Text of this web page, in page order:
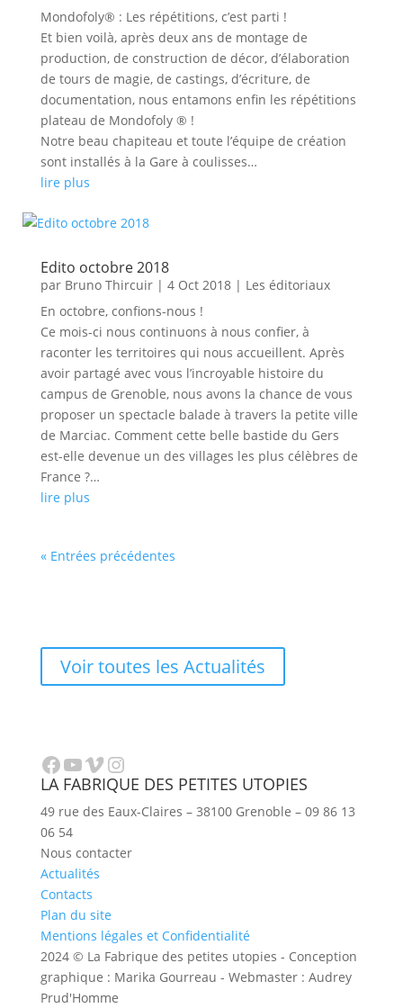
Mondofoly® : Les répétitions, c’est parti !
Et bien voilà, après deux ans de montage de
production, de construction de décor, d’élaboration
de tours de magie, de castings, d’écriture, de
documentation, nous entamons enfin les répétitions
plateau de Mondofoly ® !
Notre beau chapiteau et toute l’équipe de création
sont installés à la Gare à coulisses…
lire plus
Edito octobre 2018
par Bruno Thircuir| 4 Oct 2018| Les éditoriaux
En octobre, confions-nous !
Ce mois-ci nous continuons à nous confier, à
raconter les territoires qui nous accueillent. Après
avoir partagé avec vous l’incroyable histoire du
campus de Grenoble, nous avons la chance de vous
proposer un spectacle balade à travers la petite ville
de Marciac. Comment cette belle bastide du Gers
est-elle devenue un des villages les plus célèbres de
France ?…
lire plus
« Entrées précédentes
Voir toutes les Actualités
Facebook
YouTube
VimeoInstagram
LA FABRIQUE DES PETITES UTOPIES
49 rue des Eaux-Claires – 38100 Grenoble – 09 86 13
06 54
Nous contacter
Actualités
Contacts
Plan du site
Mentions légales et Confidentialité
2024 © La Fabrique des petites utopies - Conception
graphique : Marika Gourreau - Webmaster : Audrey
Prud'Homme